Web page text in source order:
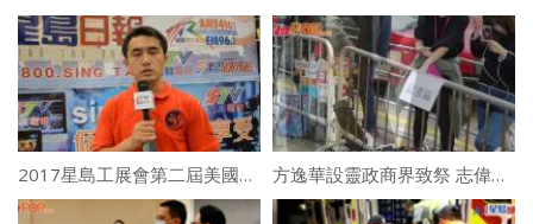
2017星島工展會第二屆美國西岸國際太極拳錦標賽 方逸華設靈政商界致祭 志偉難忘拍戲好老闆